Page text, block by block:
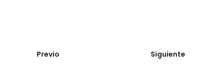
Previo Siguiente